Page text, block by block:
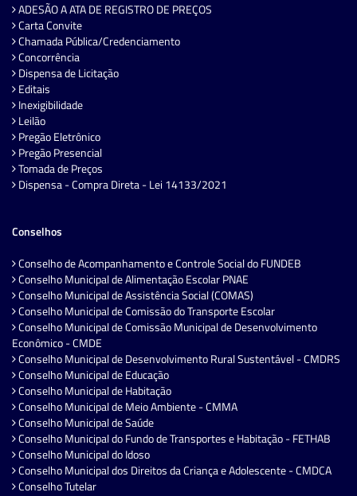
ADESÃO A ATA DE REGISTRO DE PREÇOS
Carta Convite
Chamada Pública/Credenciamento
Concorrência
Dispensa de Licitação
Editais
Inexigibilidade
Leilão
Pregão Eletrônico
Pregão Presencial
Tomada de Preços
Dispensa - Compra Direta - Lei 14133/2021
Conselhos
Conselho de Acompanhamento e Controle Social do FUNDEB
Conselho Municipal de Alimentação Escolar PNAE
Conselho Municipal de Assistência Social (COMAS)
Conselho Municipal de Comissão do Transporte Escolar
Conselho Municipal de Comissão Municipal de Desenvolvimento
Econômico - CMDE
Conselho Municipal de Desenvolvimento Rural Sustentável - CMDRS
Conselho Municipal de Educação
Conselho Municipal de Habitação
Conselho Municipal de Meio Ambiente - CMMA
Conselho Municipal de Saúde
Conselho Municipal do Fundo de Transportes e Habitação - FETHAB
Conselho Municipal do Idoso
Conselho Municipal dos Direitos da Criança e Adolescente - CMDCA
Conselho Tutelar